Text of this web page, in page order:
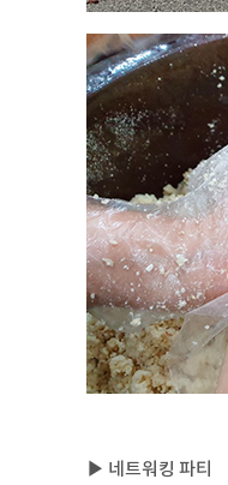
▶ 네트워킹 파티